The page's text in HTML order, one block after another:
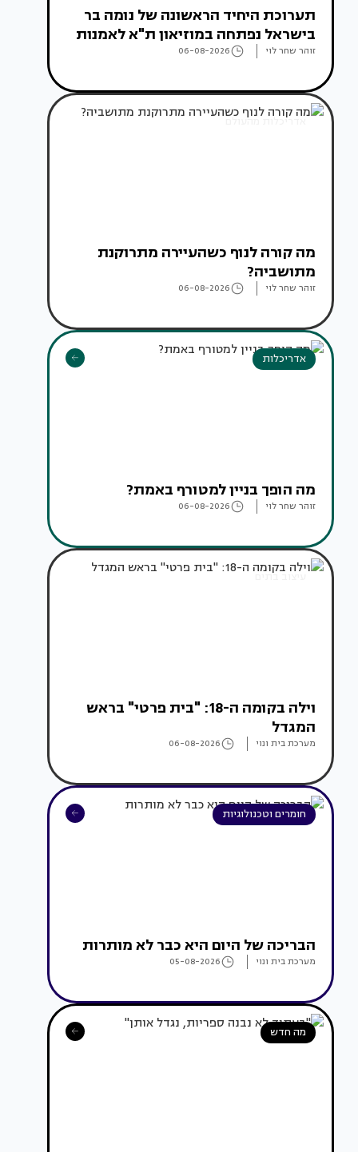
תערוכת היחיד הראשונה של נומה בר
בישראל נפתחה במוזיאון ת"א לאמנות
זוהר שחר לוי 06-08-2026
אדריכלות מהעולם
מה קורה לנוף כשהעיירה מתרוקנת
מתושביה?
זוהר שחר לוי 06-08-2026
אדריכלות
מה הופך בניין למטורף באמת?
זוהר שחר לוי 06-08-2026
עיצוב בתים
וילה בקומה ה-18: "בית פרטי" בראש
המגדל
מערכת בית ונוי 06-08-2026
חומרים וטכנולוגיות
הבריכה של היום היא כבר לא מותרות
מערכת בית ונוי 05-08-2026
מה חדש